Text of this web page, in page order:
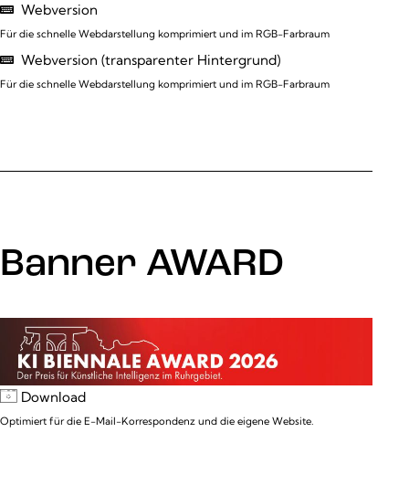
Webversion
Für die schnelle Webdarstellung komprimiert und im RGB-Farbraum
Webversion (transparenter Hintergrund)
Für die schnelle Webdarstellung komprimiert und im RGB-Farbraum
Banner AWARD
Download
Optimiert für die E-Mail-Korrespondenz und die eigene Website.